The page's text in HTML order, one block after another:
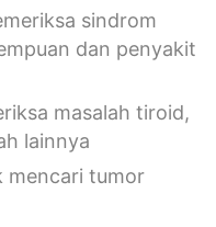
sindrom
dan penyakit
masalah tiroid,
lainnya
mencari tumor